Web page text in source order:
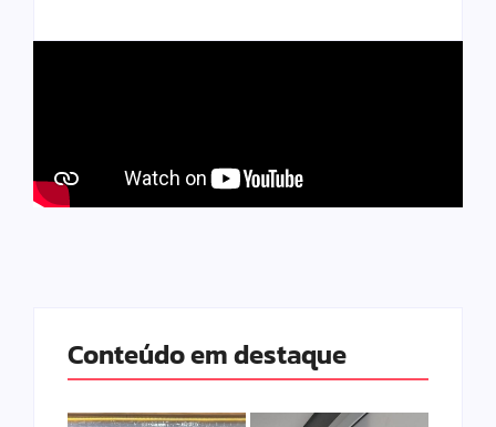
Conteúdo em destaque